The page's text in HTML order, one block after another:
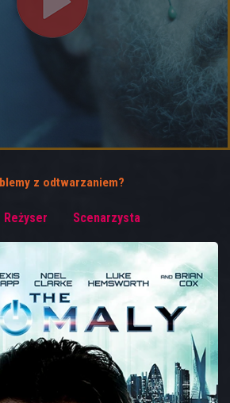
z odtwarzaniem?
Reżyser Scenarzysta